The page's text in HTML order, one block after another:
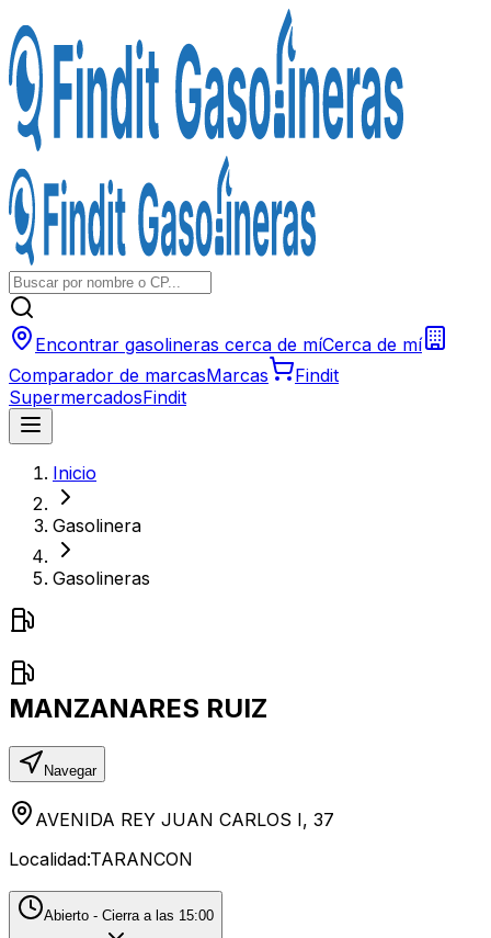
Encontrar gasolineras cerca de míCerca de mí
Comparador de marcasMarcas
Findit
SupermercadosFindit
Inicio
Gasolinera
Gasolineras
MANZANARES RUIZ
Navegar
AVENIDA REY JUAN CARLOS I, 37
Localidad:TARANCON
Abierto - Cierra a las 15:00